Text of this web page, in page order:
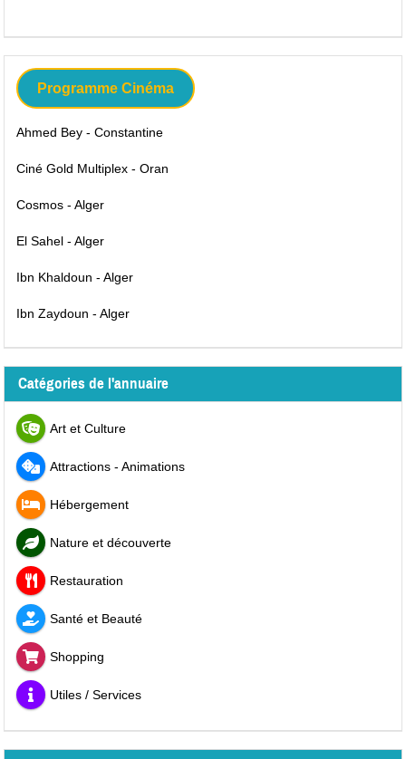
Programme Cinéma
Ahmed Bey - Constantine
Ciné Gold Multiplex - Oran
Cosmos - Alger
El Sahel - Alger
Ibn Khaldoun - Alger
Ibn Zaydoun - Alger
Catégories de l'annuaire
Art et Culture
Attractions - Animations
Hébergement
Nature et découverte
Restauration
Santé et Beauté
Shopping
Utiles / Services